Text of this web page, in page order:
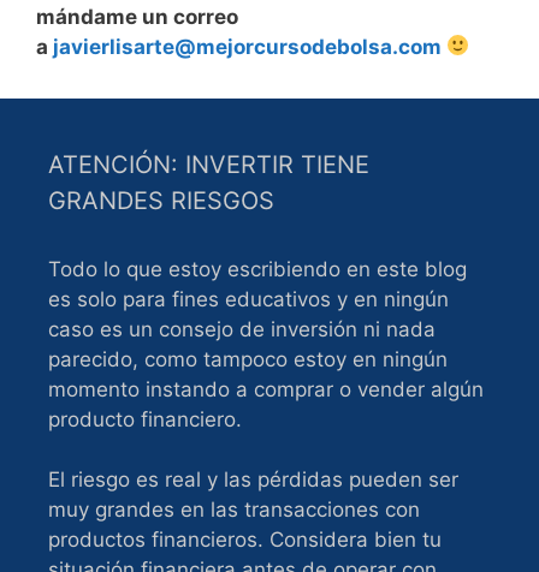
mándame un correo
a javierlisarte@mejorcursodebolsa.com
ATENCIÓN: INVERTIR TIENE
GRANDES RIESGOS
Todo lo que estoy escribiendo en este blog
es solo para fines educativos y en ningún
caso es un consejo de inversión ni nada
parecido, como tampoco estoy en ningún
momento instando a comprar o vender algún
producto financiero.
El riesgo es real y las pérdidas pueden ser
muy grandes en las transacciones con
productos financieros. Considera bien tu